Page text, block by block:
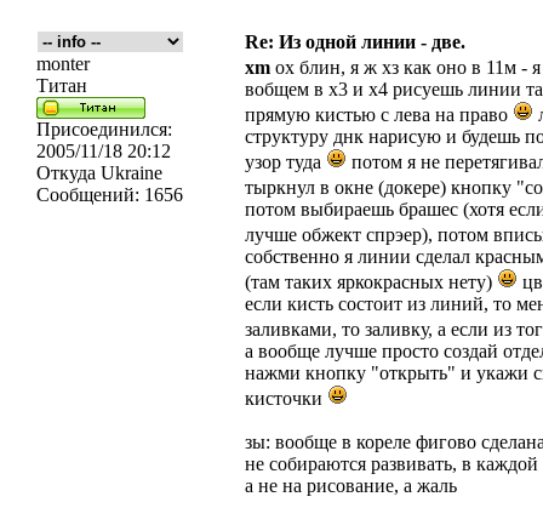
Re: Из одной линии - две.
monter
Титан
Присоединился:
2005/11/18 20:12
Откуда Ukraine
Сообщений: 1656
xm ох блин, я ж хз как оно в 11м -
вобщем в х3 и х4 рисуешь линии
прямую кистью с лева на право
структуру днк нарисую и будешь
узор туда
потом я не
тыркнул в окне (докере) кнопку
потом выбираешь брашес (хотя
лучше обжект спрэер), потом
собственно я линии сделал
(там таких яркокрасных нету)
если кисть состоит из линий, то
заливками, то заливку, а если из
а вообще лучше просто создай
нажми кнопку "открыть" и укажи
кисточки
зы: вообще в кореле фигово
не собираются развивать, в
а не на рисование, а жаль